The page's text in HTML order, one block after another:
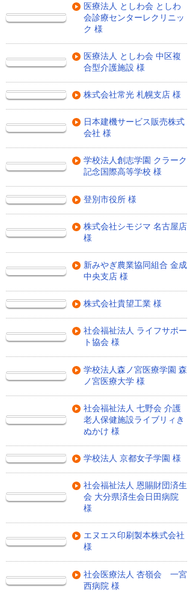
医療法人 としわ会 としわ
会診療センターレクリニッ
ク 様
医療法人 としわ会 中区複
合型介護施設 様
株式会社常光 札幌支店 様
日本建機サービス販売株式
会社 様
学校法人創志学園 クラーク
記念国際高等学校 様
登別市役所 様
株式会社シモジマ 名古屋店
様
新みやぎ農業協同組合 金成
中央支店 様
株式会社貴望工業 様
社会福祉法人 ライフサポー
ト協会 様
学校法人森ノ宮医療学園 森
ノ宮医療大学 様
社会福祉法人 七野会 介護
老人保健施設ライブリィき
ぬかけ 様
学校法人 京都女子学園 様
社会福祉法人 恩賜財団済生
会 大分県済生会日田病院
様
エヌエス印刷製本株式会社
様
社会医療法人 杏嶺会 一宮
西病院 様